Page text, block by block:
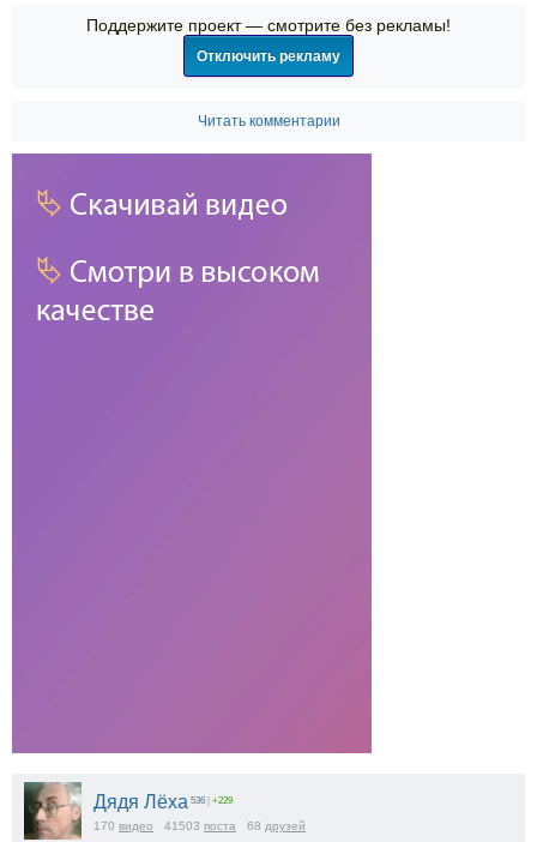
Поддержите проект — смотрите без рекламы!
Отключить рекламу
Читать комментарии
Дядя Лёха 536 +229
170 видео 41503 поста 68 друзей